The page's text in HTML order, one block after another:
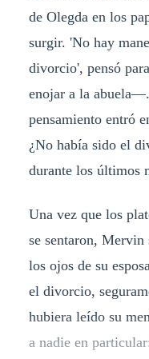
de Olegda en los
surgir. 'No hay
divorcio', pensó
enojar a la
pensamiento entró
¿No había sido el
durante los últimos
Una vez que los
se sentaron, Mervin
los ojos de su
el divorcio,
hubiera leído su
a nadie en